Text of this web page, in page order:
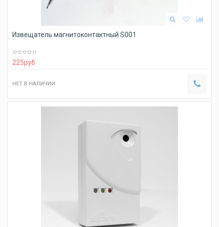
Извещатель магнитоконтактный S001
225руб
НЕТ В НАЛИЧИИ